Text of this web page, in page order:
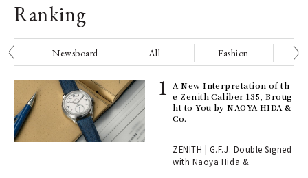
Ranking
Newsboard All Fashion
A New Interpretation of th
e Zenith Caliber 135, Broug
ht to You by NAOYA HIDA &
Co.
ZENITH | G.F.J. Double Signed
with Naoya Hida &